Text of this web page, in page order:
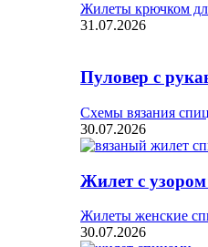
Жилеты крючком
31.07.2026
Пуловер с
Схемы вязания
30.07.2026
Жилет с узором
Жилеты женские
30.07.2026